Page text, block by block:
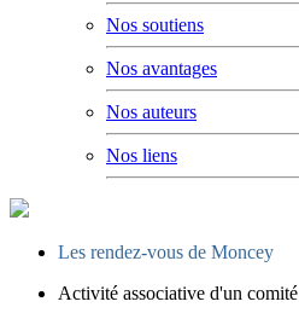
Nos soutiens
Nos avantages
Nos auteurs
Nos liens
Les rendez-vous de Moncey
Activité associative d'un comité